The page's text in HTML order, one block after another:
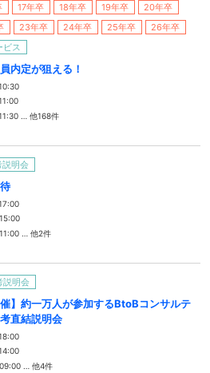
17年卒 18年卒 19年卒
20年卒
23年卒 24年卒 25年卒
26年卒
ビス
内定が狙える！
… 他168件
説明会
… 他2件
説明会
催】約一万人が参加するBtoBコンサルテ
直結説明会
… 他4件